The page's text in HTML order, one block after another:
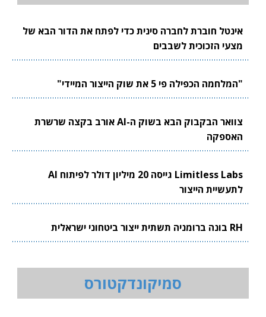
אינטל חוברת לחברה סינית כדי לפתח את הדור הבא של
מצעי הזכוכית לשבבים
"המלחמה הכפילה פי 5 את שוק הייצור המיידי"
צוואר הבקבוק הבא בשוק ה-AI אורב בקצה שרשרת
האספקה
Limitless Labs גייסה 20 מיליון דולר לפיתוח AI
לתעשיית הייצור
RH בונה ברומניה תשתית ייצור ביטחוני ישראלית
סמיקונדקטורס